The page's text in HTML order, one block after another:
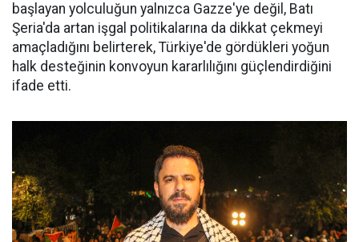
başlayan yolculuğun yalnızca Gazze'ye değil, Batı
Şeria'da artan işgal politikalarına da dikkat çekmeyi
amaçladığını belirterek, Türkiye'de gördükleri yoğun
halk desteğinin konvoyun kararlılığını güçlendirdiğini
ifade etti.